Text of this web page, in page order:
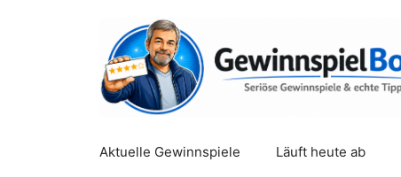
Aktuelle Gewinnspiele Läuft heute ab